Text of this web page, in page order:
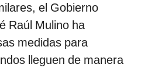
el Gobierno
Raúl Mulino ha
medidas para
lleguen de manera